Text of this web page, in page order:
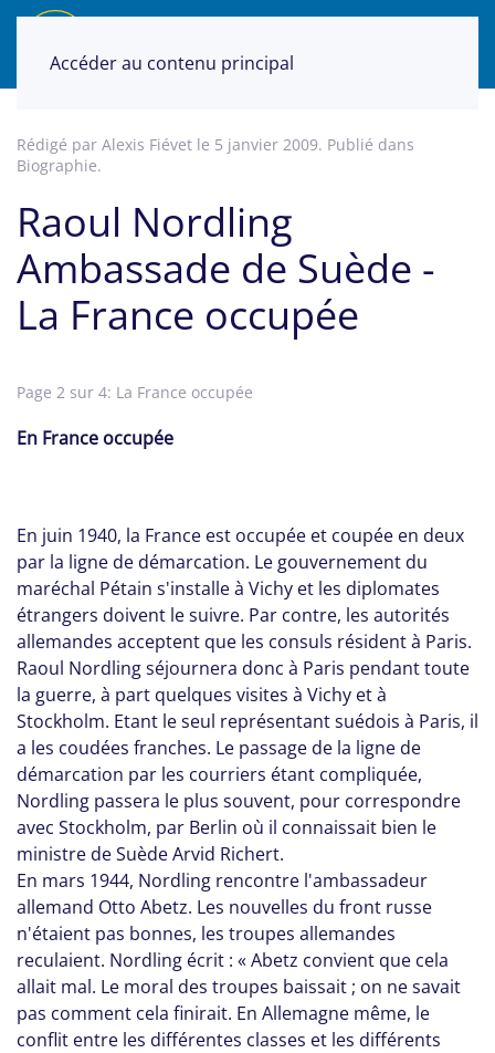
Accéder au contenu principal
Rédigé par Alexis Fiévet le 5 janvier 2009. Publié dans
Biographie.
Raoul Nordling
Ambassade de Suède -
La France occupée
Page 2 sur 4: La France occupée
En France occupée
En juin 1940, la France est occupée et coupée en deux
par la ligne de démarcation. Le gouvernement du
maréchal Pétain s'installe à Vichy et les diplomates
étrangers doivent le suivre. Par contre, les autorités
allemandes acceptent que les consuls résident à Paris.
Raoul Nordling séjournera donc à Paris pendant toute
la guerre, à part quelques visites à Vichy et à
Stockholm. Etant le seul représentant suédois à Paris, il
a les coudées franches. Le passage de la ligne de
démarcation par les courriers étant compliquée,
Nordling passera le plus souvent, pour correspondre
avec Stockholm, par Berlin où il connaissait bien le
ministre de Suède Arvid Richert.
En mars 1944, Nordling rencontre l'ambassadeur
allemand Otto Abetz. Les nouvelles du front russe
n'étaient pas bonnes, les troupes allemandes
reculaient. Nordling écrit : « Abetz convient que cela
allait mal. Le moral des troupes baissait ; on ne savait
pas comment cela finirait. En Allemagne même, le
conflit entre les différentes classes et les différents